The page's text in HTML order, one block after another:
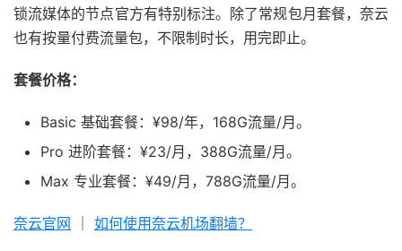
锁流媒体的节点官方有特别标注。除了常规包月套餐，奈云
也有按量付费流量包，不限制时长，用完即止。
套餐价格：
Basic 基础套餐：¥98/年，168G流量/月。
Pro 进阶套餐：¥23/月，388G流量/月。
Max 专业套餐：¥49/月，788G流量/月。
奈云官网 如何使用奈云机场翻墙？